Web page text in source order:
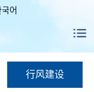
어
行风建设